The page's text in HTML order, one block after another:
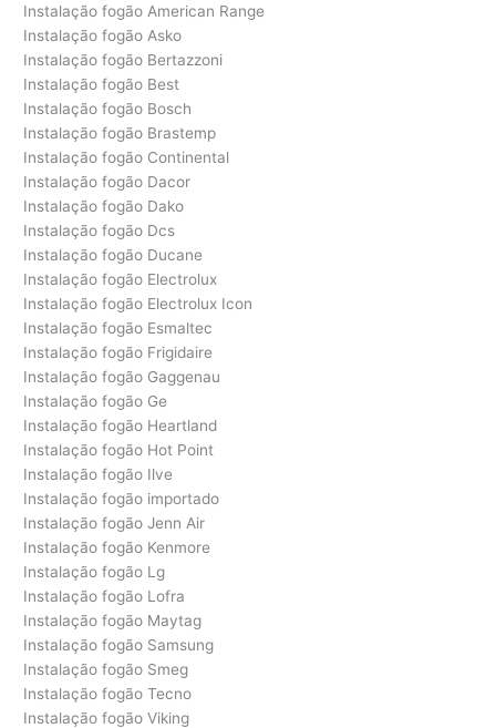
Instalação fogão American Range
Instalação fogão Asko
Instalação fogão Bertazzoni
Instalação fogão Best
Instalação fogão Bosch
Instalação fogão Brastemp
Instalação fogão Continental
Instalação fogão Dacor
Instalação fogão Dako
Instalação fogão Dcs
Instalação fogão Ducane
Instalação fogão Electrolux
Instalação fogão Electrolux Icon
Instalação fogão Esmaltec
Instalação fogão Frigidaire
Instalação fogão Gaggenau
Instalação fogão Ge
Instalação fogão Heartland
Instalação fogão Hot Point
Instalação fogão Ilve
Instalação fogão importado
Instalação fogão Jenn Air
Instalação fogão Kenmore
Instalação fogão Lg
Instalação fogão Lofra
Instalação fogão Maytag
Instalação fogão Samsung
Instalação fogão Smeg
Instalação fogão Tecno
Instalação fogão Viking